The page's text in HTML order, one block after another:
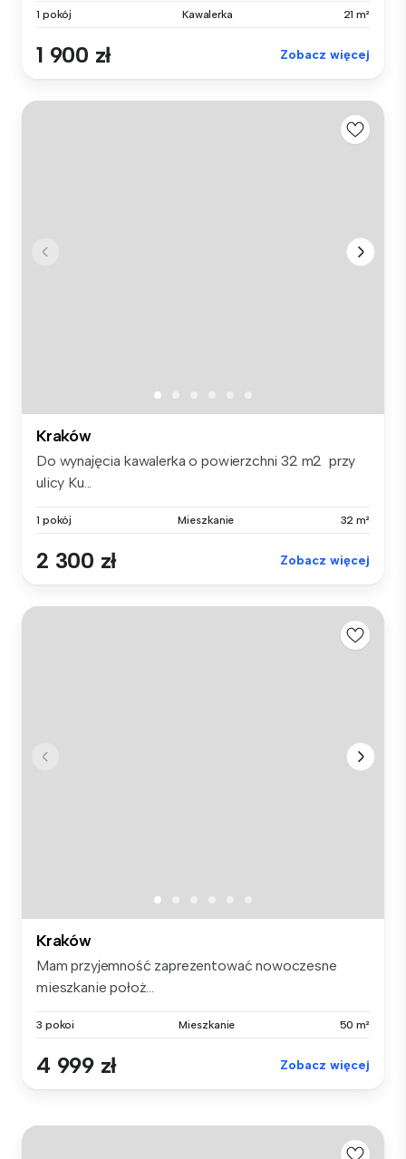
1 pokój Kawalerka 21 m²
1 900 zł Zobacz więcej
Kraków
Do wynajęcia kawalerka o powierzchni 32 m2 przy
ulicy Ku...
1 pokój Mieszkanie 32 m²
2 300 zł Zobacz więcej
Kraków
Mam przyjemność zaprezentować nowoczesne
mieszkanie położ...
3 pokoi Mieszkanie 50 m²
4 999 zł Zobacz więcej